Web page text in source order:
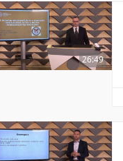
26:49